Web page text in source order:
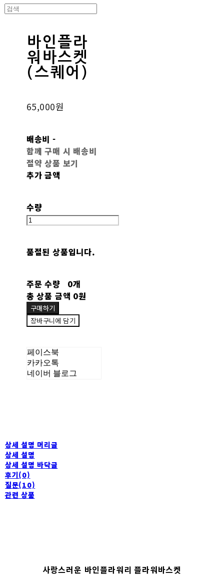
바인플라
워바스켓
(스퀘어)
65,000원
배송비 -
함께 구매 시 배송비
절약 상품 보기
추가 금액
수량
품절된 상품입니다.
주문 수량
0개
총 상품 금액 0원
구매하기
장바구니에 담기
페이스북
카카오톡
네이버 블로그
상세 설명 머리글
상세 설명
상세 설명 바닥글
후기(0)
질문(10)
관련 상품
사랑스러운 바인플라워리 플라워바스켓